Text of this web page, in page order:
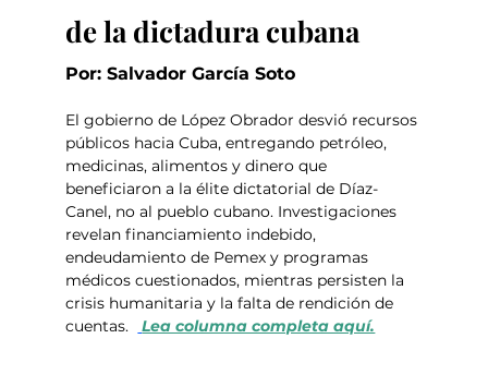
de la dictadura cubana
Por: Salvador García Soto
El gobierno de López Obrador desvió recursos
públicos hacia Cuba, entregando petróleo,
medicinas, alimentos y dinero que
beneficiaron a la élite dictatorial de Díaz-
Canel, no al pueblo cubano. Investigaciones
revelan financiamiento indebido,
endeudamiento de Pemex y programas
médicos cuestionados, mientras persisten la
crisis humanitaria y la falta de rendición de
cuentas.
Lea columna completa aquí.